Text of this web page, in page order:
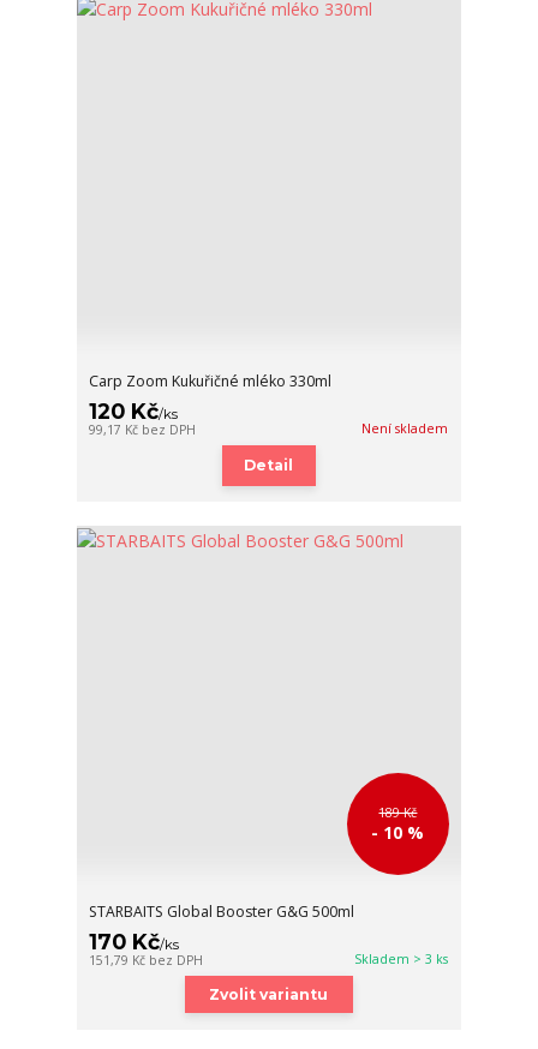
Carp Zoom Kukuřičné mléko 330ml
120 Kč/ks
99,17 Kč bez DPH Není skladem
Detail
189 Kč
- 10 %
STARBAITS Global Booster G&G 500ml
170 Kč/ks
151,79 Kč bez DPH Skladem > 3 ks
Zvolit variantu